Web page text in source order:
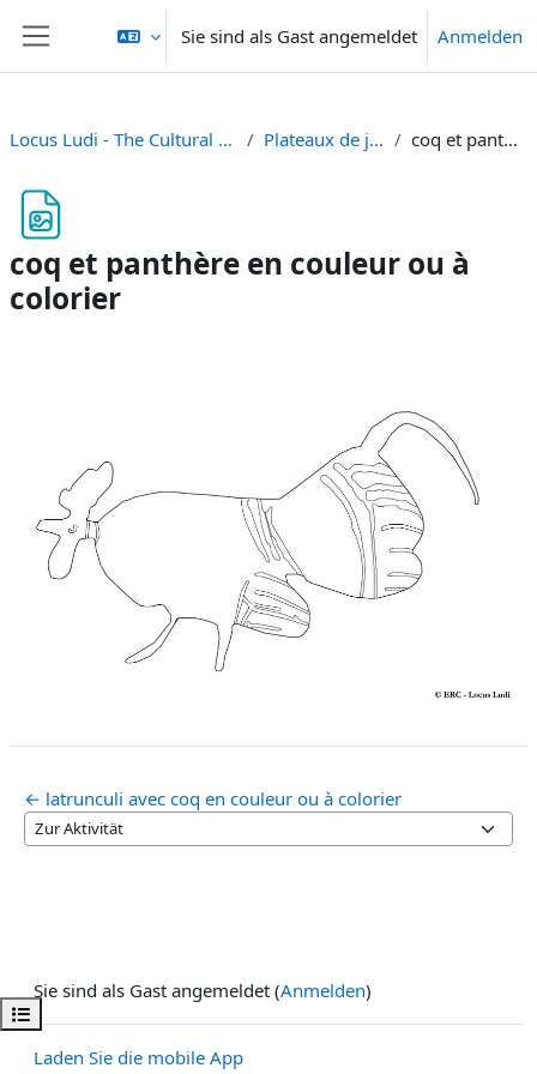
Website-Übersicht
Sie sind als Gast angemeldet Anmelden
Kursindex öffnen
Locus Ludi - The Cultural Fabric of Play and Games in Classical Antiquity Plateaux de jeu à télécharger et imprimer coq et panthère en couleur ou à colorier
coq et panthère en couleur ou à
colorier
← latrunculi avec coq en couleur ou à colorier
Zur Aktivität
Sie sind als Gast angemeldet (Anmelden)
Laden Sie die mobile App